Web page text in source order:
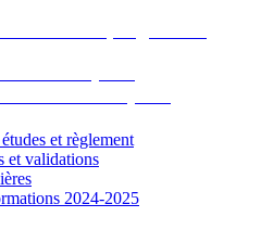
et règlement
et validations
2024-2025